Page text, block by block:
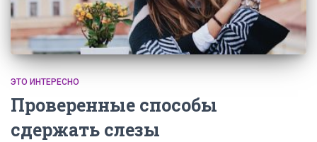
ЭТО ИНТЕРЕСНО
Проверенные способы
сдержать слезы